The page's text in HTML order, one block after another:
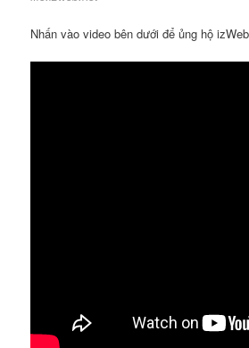
Nhấn vào video bên dưới để ủng hộ